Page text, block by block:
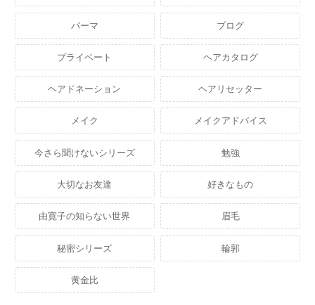
パーマ ブログ
プライベート ヘアカタログ
ヘアドネーション ヘアリセッター
メイク メイクアドバイス
今さら聞けないシリーズ 勉強
大切なお友達 好きなもの
由寛子の知らない世界 眉毛
秘密シリーズ 輪郭
黄金比